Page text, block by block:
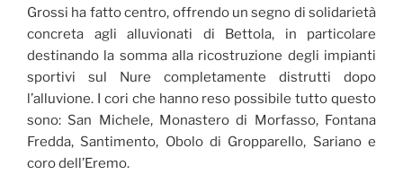
Grossi ha fatto centro, offrendo un segno di solidarietà
concreta agli alluvionati di Bettola, in particolare
destinando la somma alla ricostruzione degli impianti
sportivi sul Nure completamente distrutti dopo
l’alluvione. I cori che hanno reso possibile tutto questo
sono: San Michele, Monastero di Morfasso, Fontana
Fredda, Santimento, Obolo di Gropparello, Sariano e
coro dell’Eremo.